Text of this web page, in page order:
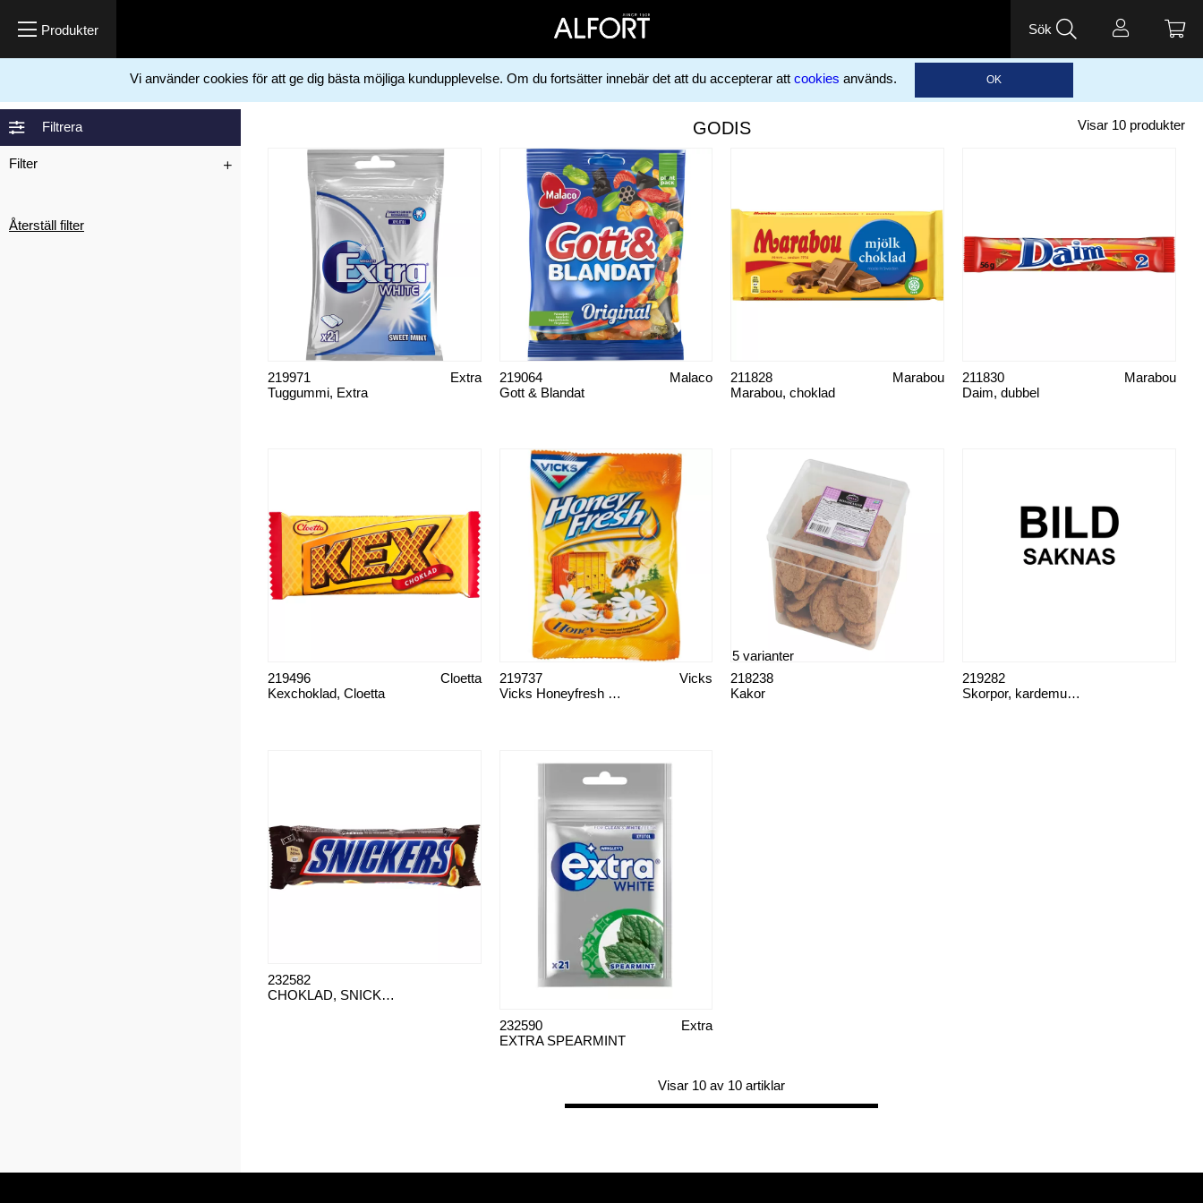
Sök
Vi använder cookies för att ge dig bästa möjliga kundupplevelse. Om du fortsätter innebär det att du accepterar att cookies används. OK
Förbrukningsartiklar Livsmedel Godis
Filtrera
Filter
Återställ filter
GODIS Visar 10 produkter
Tuggummi, Extra
Extra
219971
Gott & Blandat
Malaco
219064
Marabou, choklad
Marabou
211828
Daim, dubbel
Marabou
211830
Kexchoklad, Cloetta
Cloetta
219496
Vicks Honeyfresh halstablett
Vicks
219737
Kakor
218238
5 varianter
Skorpor, kardemumma
219282
CHOKLAD, SNICKERS
232582
EXTRA SPEARMINT
Extra
232590
Visar 10 av 10 artiklar